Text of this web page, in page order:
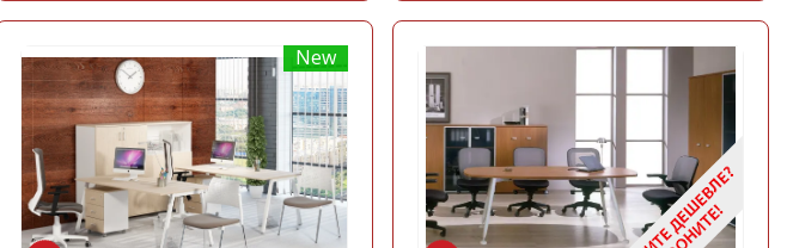
New